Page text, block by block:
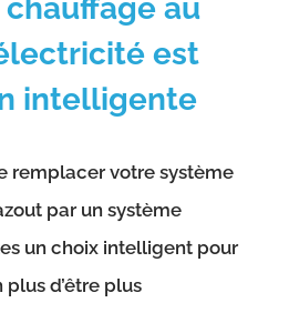
au
est
intelligente
remplacer votre système
par un système
un choix intelligent pour
plus d’être plus